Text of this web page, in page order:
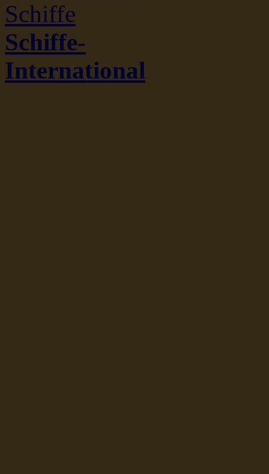
Schiffe
Schiffe-
International